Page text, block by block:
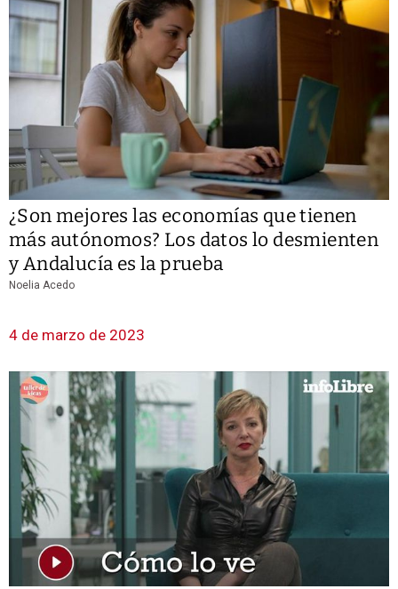
¿Son mejores las economías que tienen
más autónomos? Los datos lo desmienten
y Andalucía es la prueba
Noelia Acedo
4 de marzo de 2023